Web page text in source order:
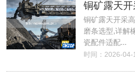
铜矿露天开采
磨条选型,详解
瓷配件适配...
时间：2026-04-